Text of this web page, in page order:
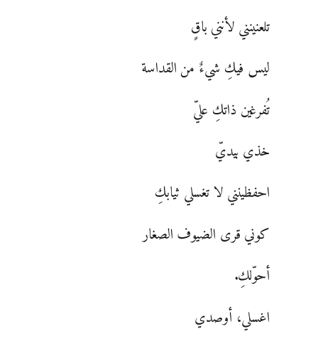
تلعنينني لأنني باقٍ
ليس فيكِ شيءٌ من القداسة
تُفرغين ذاتكِ عليّ
خذي بيديّ
احفظينني لا تغسلي ثيابكِ
كوني قرى الضيوف الصغار
أحوّلكِ.
اغسلي، أوصدي